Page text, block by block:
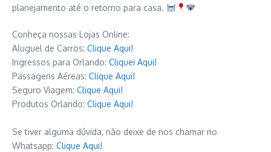
planejamento até o retorno para casa.
Conheça nossas Lojas Online:
Aluguel de Carros: Clique Aqui!
Ingressos para Orlando: Cliquei Aqui!
Passagens Aéreas: Clique Aqui!
Seguro Viagem: Clique Aqui!
Produtos Orlando: Clique Aqui!
Se tiver alguma dúvida, não deixe de nos chamar no
Whatsapp: Clique Aqui!